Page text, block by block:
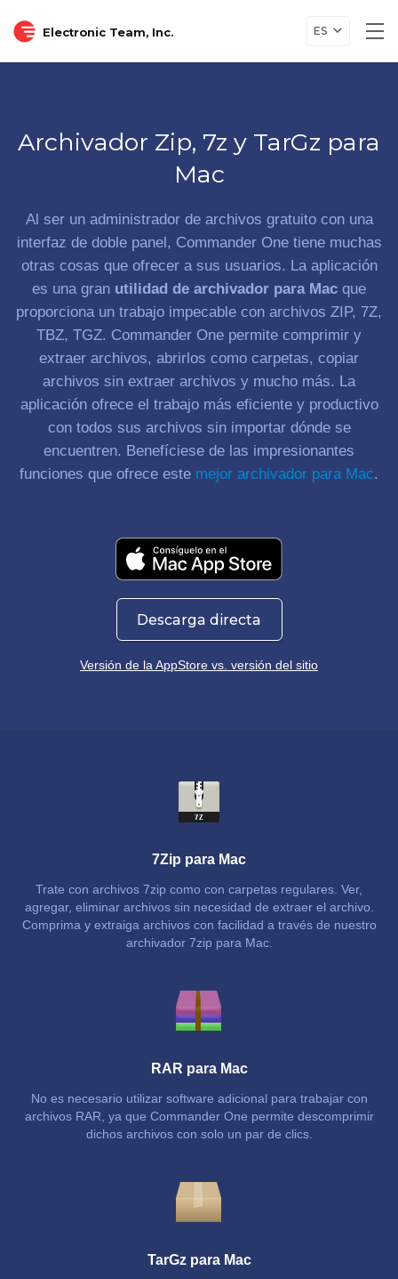
Electronic Team, Inc. ES
Archivador Zip, 7z y TarGz para
Mac
Al ser un administrador de archivos gratuito con una
interfaz de doble panel, Commander One tiene muchas
otras cosas que ofrecer a sus usuarios. La aplicación
es una gran utilidad de archivador para Mac que
proporciona un trabajo impecable con archivos ZIP, 7Z,
TBZ, TGZ. Commander One permite comprimir y
extraer archivos, abrirlos como carpetas, copiar
archivos sin extraer archivos y mucho más. La
aplicación ofrece el trabajo más eficiente y productivo
con todos sus archivos sin importar dónde se
encuentren. Benefíciese de las impresionantes
funciones que ofrece este mejor archivador para Mac.
Descarga directa
Versión de la AppStore vs. versión del sitio
7Zip para Mac
Trate con archivos 7zip como con carpetas regulares. Ver,
agregar, eliminar archivos sin necesidad de extraer el archivo.
Comprima y extraiga archivos con facilidad a través de nuestro
archivador 7zip para Mac.
RAR para Mac
No es necesario utilizar software adicional para trabajar con
archivos RAR, ya que Commander One permite descomprimir
dichos archivos con solo un par de clics.
TarGz para Mac